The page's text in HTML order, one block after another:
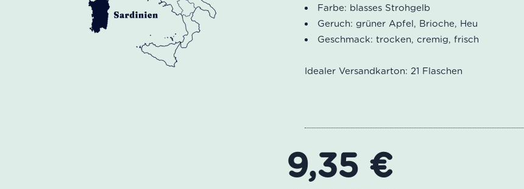
Farbe: blasses Strohgelb
Geruch: grüner Apfel, Brioche, Heu
Geschmack: trocken, cremig, frisch
Idealer Versandkarton: 21 Flaschen
9,35 €